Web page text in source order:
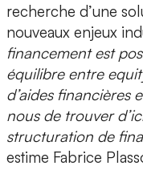
recherche d’une
nouveaux enjeux
financement est
équilibre entre
d’aides financières
nous de trouver
structuration de
estime Fabrice